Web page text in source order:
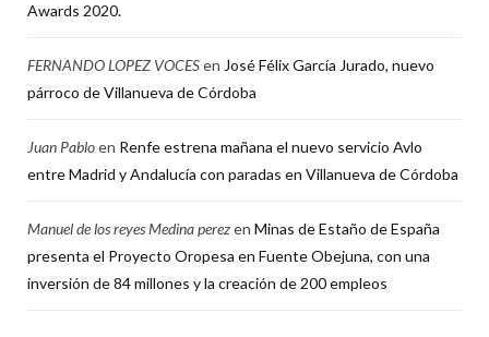
Awards 2020.
FERNANDO LOPEZ VOCESen José Félix García Jurado, nuevo
párroco de Villanueva de Córdoba
Juan Pabloen Renfe estrena mañana el nuevo servicio Avlo
entre Madrid y Andalucía con paradas en Villanueva de Córdoba
Manuel de los reyes Medina perezen Minas de Estaño de España
presenta el Proyecto Oropesa en Fuente Obejuna, con una
inversión de 84 millones y la creación de 200 empleos